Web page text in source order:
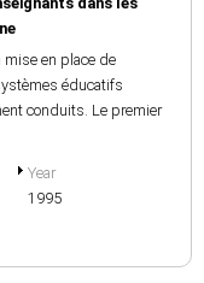
mise en place de
éducatifs
conduits. Le premier
Year
1995